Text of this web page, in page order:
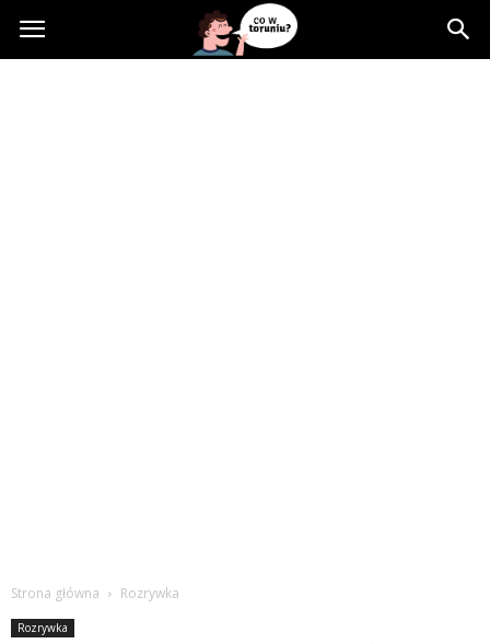
Cowtoruniu.pl
Strona główna Rozrywka
Rozrywka